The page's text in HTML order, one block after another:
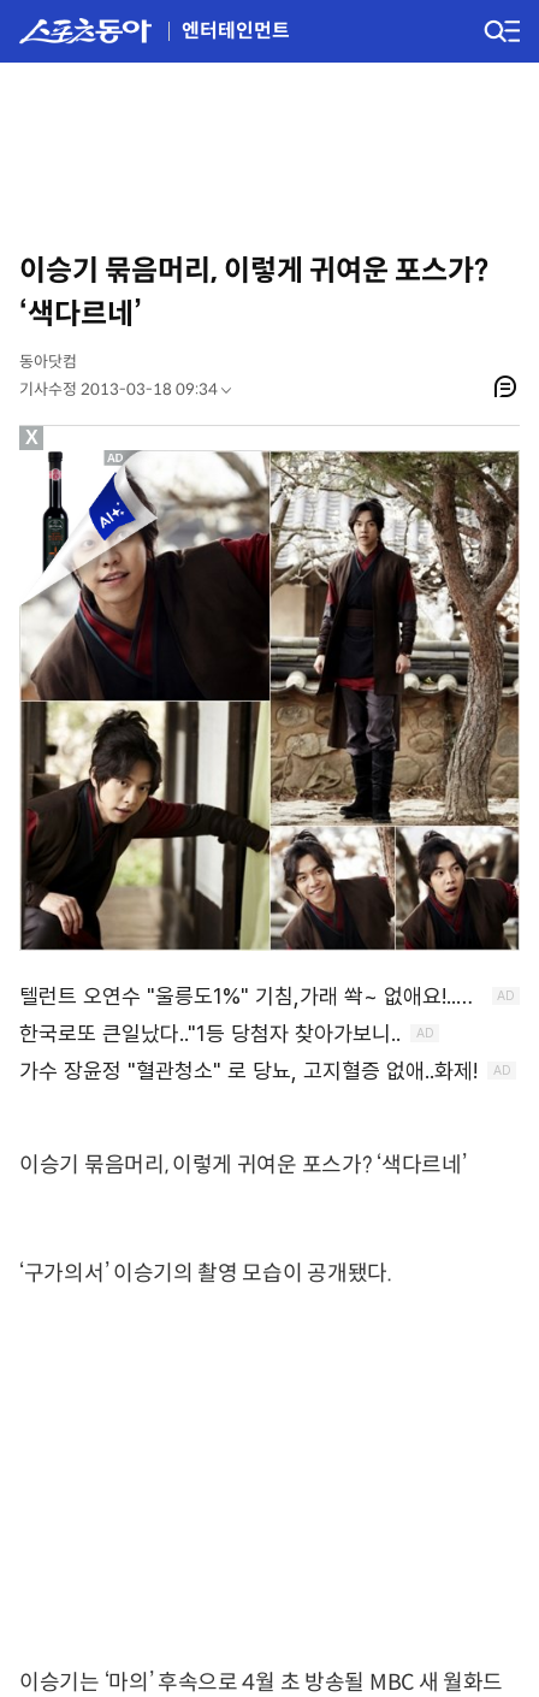
엔터테인먼트
이승기 묶음머리, 이렇게 귀여운 포스가?
‘색다르네’
동아닷컴
기사수정 2013-03-18 09:34
이승기 묶음머리, 이렇게 귀여운 포스가? ‘색다르네’
‘구가의서’ 이승기의 촬영 모습이 공개됐다.
이승기는 ‘마의’ 후속으로 4월 초 방송될 MBC 새 월화드
X